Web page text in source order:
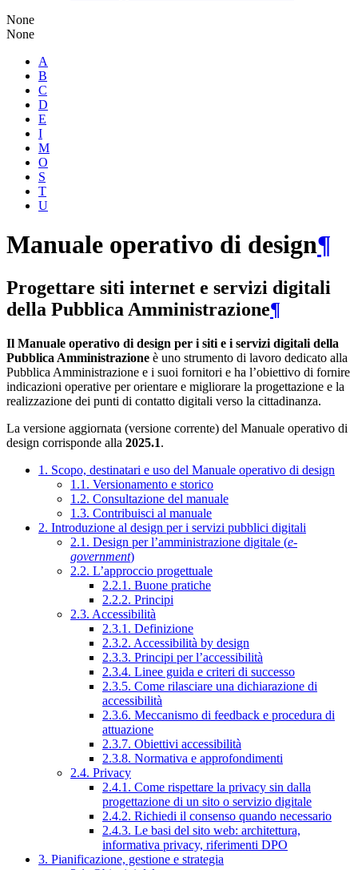
None
None
A
B
C
D
E
I
M
O
S
T
U
Manuale operativo di design¶
Progettare siti internet e servizi digitali
della Pubblica Amministrazione¶
Il Manuale operativo di design per i siti e i servizi digitali della
Pubblica Amministrazione è uno strumento di lavoro dedicato alla
Pubblica Amministrazione e i suoi fornitori e ha l’obiettivo di fornire
indicazioni operative per orientare e migliorare la progettazione e la
realizzazione dei punti di contatto digitali verso la cittadinanza.
La versione aggiornata (versione corrente) del Manuale operativo di
design corrisponde alla 2025.1.
1. Scopo, destinatari e uso del Manuale operativo di design
1.1. Versionamento e storico
1.2. Consultazione del manuale
1.3. Contribuisci al manuale
2. Introduzione al design per i servizi pubblici digitali
2.1. Design per l’amministrazione digitale (e-
government)
2.2. L’approccio progettuale
2.2.1. Buone pratiche
2.2.2. Principi
2.3. Accessibilità
2.3.1. Definizione
2.3.2. Accessibilità by design
2.3.3. Principi per l’accessibilità
2.3.4. Linee guida e criteri di successo
2.3.5. Come rilasciare una dichiarazione di
accessibilità
2.3.6. Meccanismo di feedback e procedura di
attuazione
2.3.7. Obiettivi accessibilità
2.3.8. Normativa e approfondimenti
2.4. Privacy
2.4.1. Come rispettare la privacy sin dalla
progettazione di un sito o servizio digitale
2.4.2. Richiedi il consenso quando necessario
2.4.3. Le basi del sito web: architettura,
informativa privacy, riferimenti DPO
3. Pianificazione, gestione e strategia